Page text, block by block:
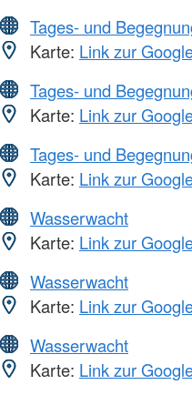
Tages- und
Karte: Link zur
Tages- und
Karte: Link zur
Tages- und
Karte: Link zur
Wasserwacht
Karte: Link zur
Wasserwacht
Karte: Link zur
Wasserwacht
Karte: Link zur